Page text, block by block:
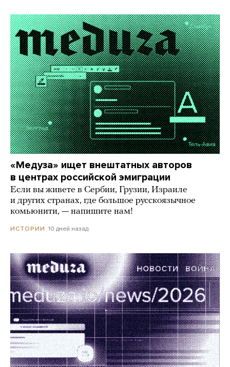
«Медуза» ищет внештатных авторов
в центрах российской эмиграции
Если вы живете в Сербии, Грузии, Израиле
и других странах, где большое русскоязычное
комьюнити, — напишите нам!
ИСТОРИИ 10 дней назад